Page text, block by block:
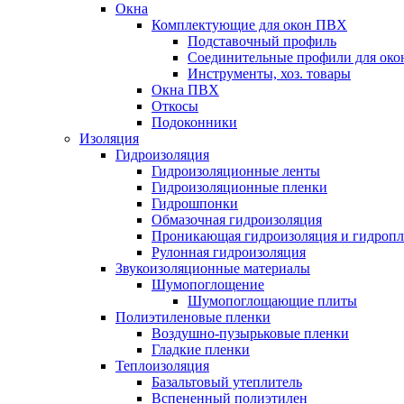
Окна
Комплектующие для окон ПВХ
Подставочный профиль
Соединительные профили для
Инструменты, хоз. товары
Окна ПВХ
Откосы
Подоконники
Изоляция
Гидроизоляция
Гидроизоляционные ленты
Гидроизоляционные пленки
Гидрошпонки
Обмазочная гидроизоляция
Проникающая гидроизоляция и
Рулонная гидроизоляция
Звукоизоляционные материалы
Шумопоглощение
Шумопоглощающие плиты
Полиэтиленовые пленки
Воздушно-пузырьковые пленки
Гладкие пленки
Теплоизоляция
Базальтовый утеплитель
Вспененный полиэтилен